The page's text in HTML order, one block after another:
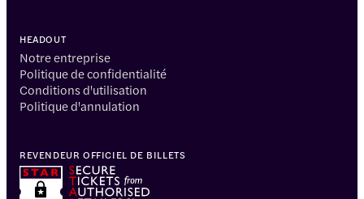
HEADOUT
Notre entreprise
Politique de confidentialité
Conditions d'utilisation
Politique d'annulation
REVENDEUR OFFICIEL DE BILLETS